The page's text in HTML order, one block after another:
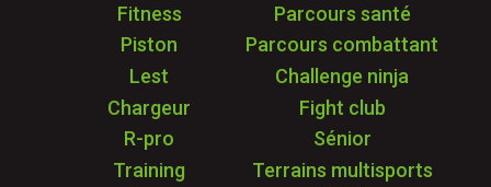
Fitness
Parcours santé
Piston
Parcours combattant
Lest
Challenge ninja
Chargeur
Fight club
R-pro
Sénior
Training
Terrains multisports